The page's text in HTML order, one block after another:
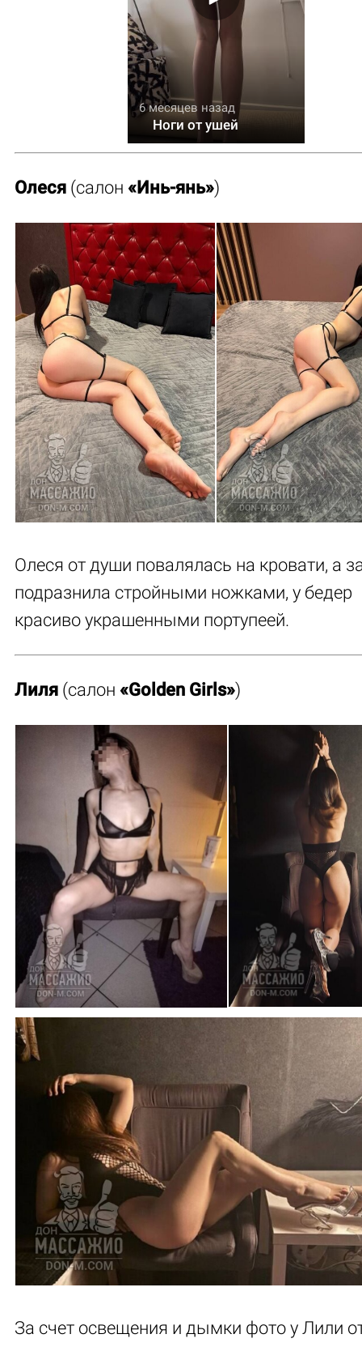
6 месяцев назад
Ноги от ушей
Олеся (салон «Инь-янь»)
Олеся от души повалялась на кровати, а
подразнила стройными ножками, у бедер
красиво украшенными портупеей.
Лиля (салон «Golden Girls»)
За счет освещения и дымки фото у Лили